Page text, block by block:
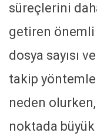
süreçlerini
getiren önemli
dosya sayısı
takip
neden
noktada